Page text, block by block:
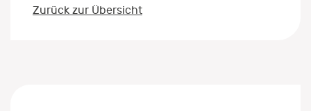
Zurück zur Übersicht